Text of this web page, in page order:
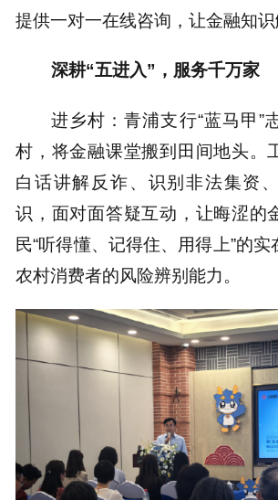
提供一对一在线咨询，让金融知识
深耕“五进入”，服务千万家
进乡村：青浦支行“蓝马甲”
村，将金融课堂搬到田间地头。
白话讲解反诈、识别非法集资
识，面对面答疑互动，让晦涩的
民“听得懂、记得住、用得上”的
农村消费者的风险辨别能力。